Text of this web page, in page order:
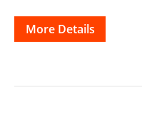
More Details